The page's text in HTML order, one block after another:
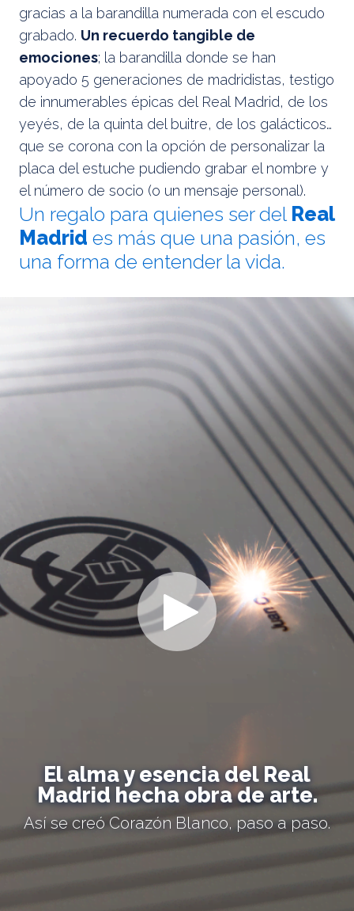
gracias a la barandilla numerada con el escudo
grabado. Un recuerdo tangible de
emociones; la barandilla donde se han
apoyado 5 generaciones de madridistas, testigo
de innumerables épicas del Real Madrid, de los
yeyés, de la quinta del buitre, de los galácticos…
que se corona con la opción de personalizar la
placa del estuche pudiendo grabar el nombre y
el número de socio (o un mensaje personal).
Un regalo para quienes ser del Real
Madrid es más que una pasión, es
una forma de entender la vida.
El alma y esencia del Real
Madrid hecha obra de arte.
Así se creó Corazón Blanco, paso a paso.